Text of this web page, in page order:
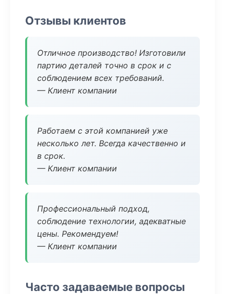
Отзывы клиентов
Отличное производство! Изготовили
партию деталей точно в срок и с
соблюдением всех требований.
— Клиент компании
Работаем с этой компанией уже
несколько лет. Всегда качественно и
в срок.
— Клиент компании
Профессиональный подход,
соблюдение технологии, адекватные
цены. Рекомендуем!
— Клиент компании
Часто задаваемые вопросы